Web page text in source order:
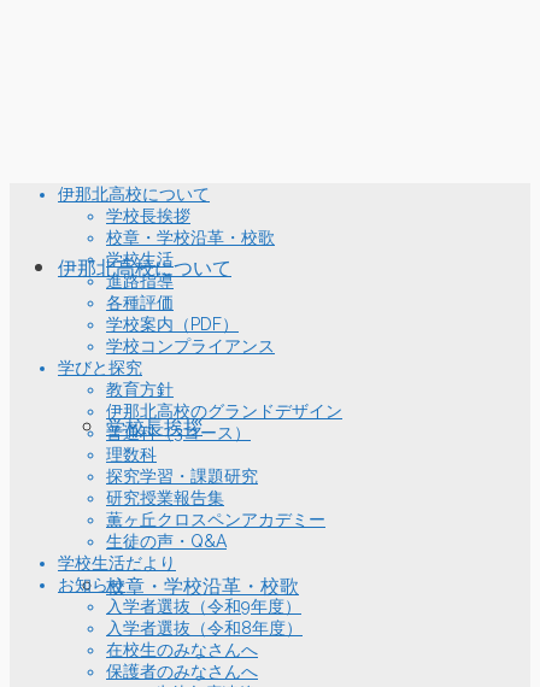
伊那北高校について
学校長挨拶
校章・学校沿革・校歌
伊那北高校について
学校長挨拶
校章・学校沿革・校歌
学校生活
進路指導
各種評価
学校案内（PDF）
学校コンプライアンス
学びと探究
教育方針
伊那北高校のグランドデザイン
普通科（3コース）
理数科
探究学習・課題研究
研究授業報告集
薫ヶ丘クロスペンアカデミー
生徒の声・Q&A
学校生活だより
お知らせ
入学者選抜（令和9年度）
入学者選抜（令和8年度）
在校生のみなさんへ
保護者のみなさんへ